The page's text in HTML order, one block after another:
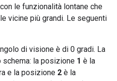
le funzionalità lontane che
vicine più grandi. Le seguenti
di visione è di 0 gradi. La
schema: la posizione 1 è la
e la posizione 2 è la